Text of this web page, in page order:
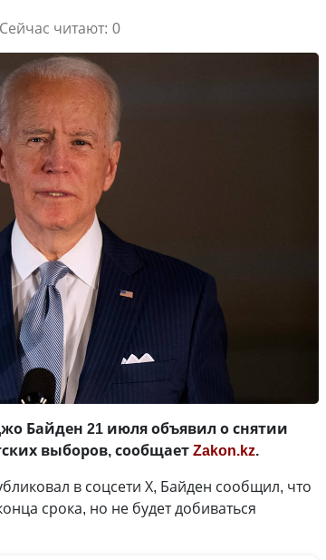
Сейчас читают: 0
Байден 21 июля объявил о снятии
выборов, сообщаетZakon.kz.
в соцсети Х, Байден сообщил, что
срока, но не будет добиваться